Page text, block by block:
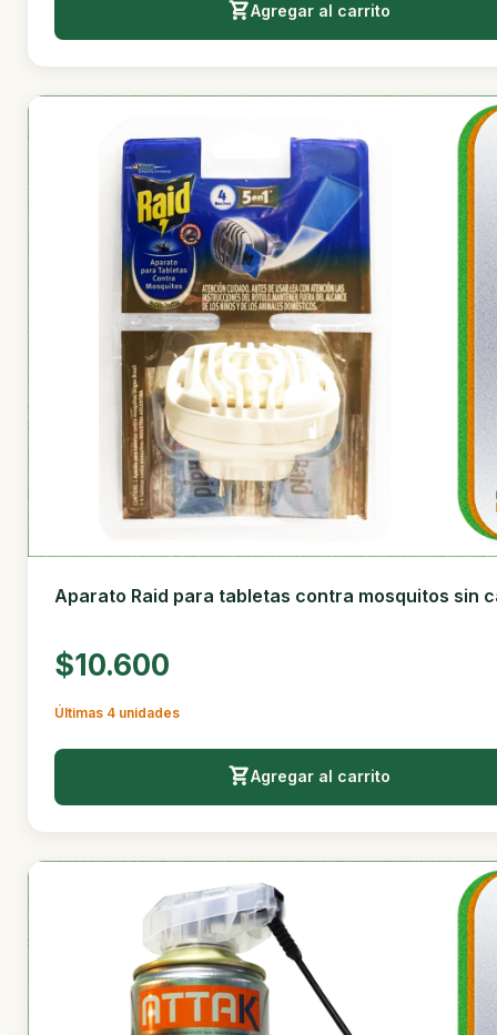
Agregar al carrito
Aparato Raid para tabletas contra mosquitos sin
$10.600
Últimas 4 unidades
Agregar al carrito